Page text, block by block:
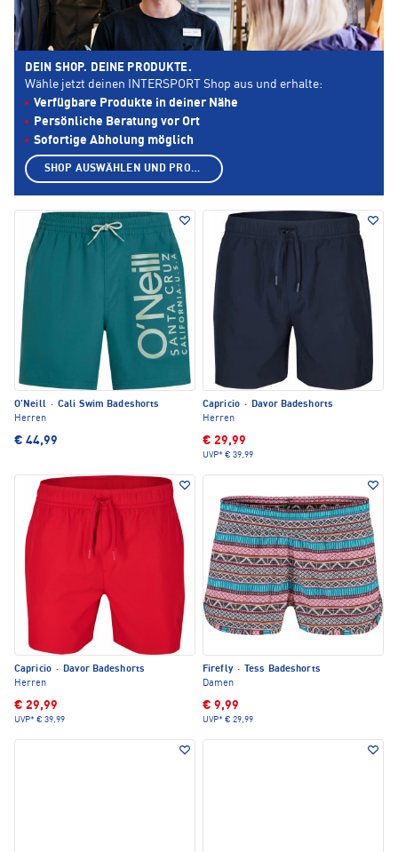
O'Neill · Cali Swim Badeshorts
Herren
€ 44,99
Capricio · Davor Badeshorts
Herren
€ 29,99
UVP* € 39,99
Capricio · Davor Badeshorts
Herren
€ 29,99
UVP* € 39,99
Firefly ·
Tess Badeshorts
Damen
€ 9,99
UVP* € 29,99
DEIN SHOP. DEINE PRODUKTE.
Wähle jetzt deinen INTERSPORT Shop aus und erhalte:
Verfügbare Produkte in deiner Nähe
Persönliche Beratung vor Ort
Sofortige Abholung möglich
SHOP AUSWÄHLEN UND PRODUKTE ANZEIGEN